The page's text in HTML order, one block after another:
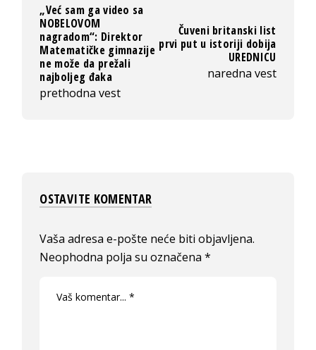
„Već sam ga video sa
NOBELOVOM
nagradom“: Direktor
Matematičke gimnazije
ne može da prežali
najboljeg đaka
prethodna vest
Čuveni britanski list
prvi put u istoriji dobija
UREDNICU
naredna vest
OSTAVITE KOMENTAR
Vaša adresa e-pošte neće biti objavljena.
Neophodna polja su označena*